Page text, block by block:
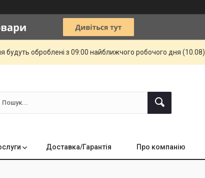
будуть оброблені з 09:00 найближчого робочого дня (10.08).
Доставка/Гарантія Про компанію